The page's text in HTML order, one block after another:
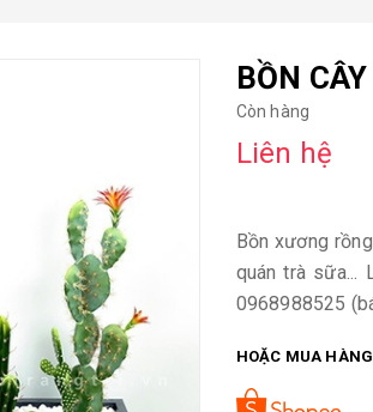
BỒN
Còn hàng
Liên hệ
Bồn xương
quán trà sữa...
0968988525
HOẶC MUA